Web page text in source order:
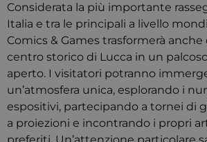
Considerata la più importante
Italia e tra le principali a livello
Comics & Games trasformerà anche
centro storico di Lucca in un
aperto. I visitatori potranno
un’atmosfera unica, esplorando i
espositivi, partecipando a tornei di
a proiezioni e incontrando i propri